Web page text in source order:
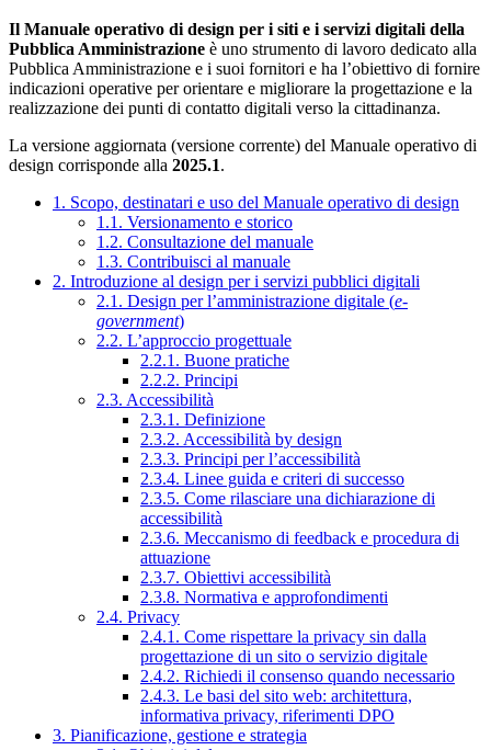
Il Manuale operativo di design per i siti e i servizi digitali della
Pubblica Amministrazione è uno strumento di lavoro dedicato alla
Pubblica Amministrazione e i suoi fornitori e ha l’obiettivo di fornire
indicazioni operative per orientare e migliorare la progettazione e la
realizzazione dei punti di contatto digitali verso la cittadinanza.
La versione aggiornata (versione corrente) del Manuale operativo di
design corrisponde alla 2025.1.
1. Scopo, destinatari e uso del Manuale operativo di design
1.1. Versionamento e storico
1.2. Consultazione del manuale
1.3. Contribuisci al manuale
2. Introduzione al design per i servizi pubblici digitali
2.1. Design per l’amministrazione digitale (e-
government)
2.2. L’approccio progettuale
2.2.1. Buone pratiche
2.2.2. Principi
2.3. Accessibilità
2.3.1. Definizione
2.3.2. Accessibilità by design
2.3.3. Principi per l’accessibilità
2.3.4. Linee guida e criteri di successo
2.3.5. Come rilasciare una dichiarazione di
accessibilità
2.3.6. Meccanismo di feedback e procedura di
attuazione
2.3.7. Obiettivi accessibilità
2.3.8. Normativa e approfondimenti
2.4. Privacy
2.4.1. Come rispettare la privacy sin dalla
progettazione di un sito o servizio digitale
2.4.2. Richiedi il consenso quando necessario
2.4.3. Le basi del sito web: architettura,
informativa privacy, riferimenti DPO
3. Pianificazione, gestione e strategia